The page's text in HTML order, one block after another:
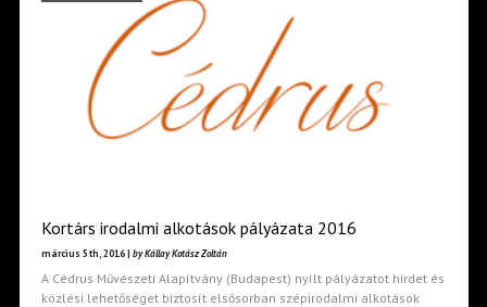
Kortárs irodalmi alkotások pályázata 2016
március 5th, 2016 | by Kállay Kotász Zoltán
A Cédrus Művészeti Alapítvány (Budapest) nyílt pályázatot hirdet és
közlési lehetőséget biztosít elsősorban szépirodalmi alkotások